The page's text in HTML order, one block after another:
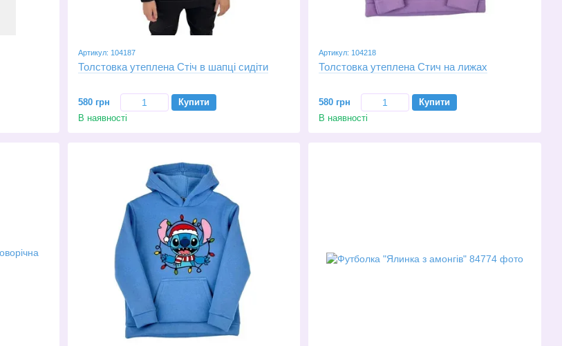
Артикул: 104187
Толстовка утеплена Стіч в шапці сидіти
580 грн
Купити
В наявності
Артикул: 104218
Толстовка утеплена Стич на лижах
580 грн
Купити
В наявності